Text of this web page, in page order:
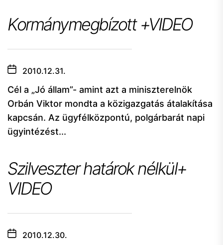
Kormánymegbízott +VIDEO
2010.12.31.
Cél a „Jó állam”- amint azt a miniszterelnök
Orbán Viktor mondta a közigazgatás átalakítása
kapcsán. Az ügyfélközpontú, polgárbarát napi
ügyintézést...
Szilveszter határok nélkül+
VIDEO
2010.12.30.